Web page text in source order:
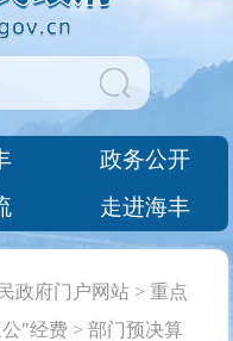
政务公开
走进海丰
政府门户网站 >重点
"经费 >部门预决算